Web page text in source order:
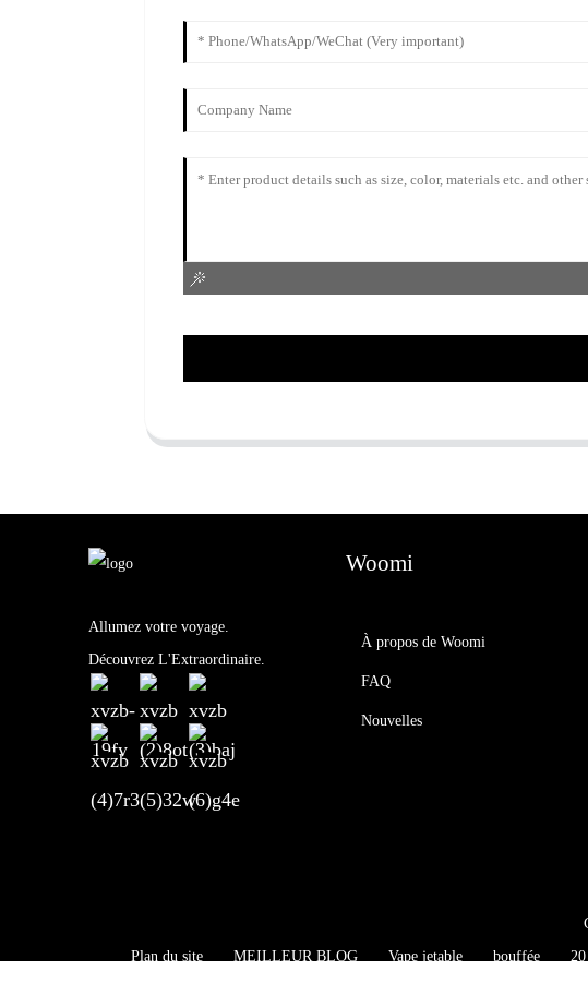
Allumez votre voyage.
Découvrez L'Extraordinaire.
Woomi
À propos de Woomi
FAQ
Nouvelles
Plan du site
MEILLEUR BLOG Vape jetable bouffée